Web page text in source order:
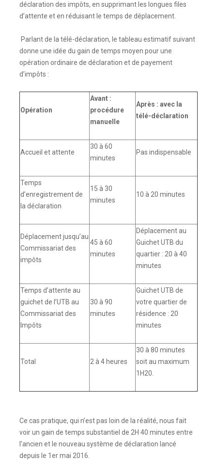
CONTACT
Contactez OTR
déclaration des impôts, en supprimant les longues files
d’attente et en réduisant le temps de déplacement.
Parlant de la télé-déclaration, le tableau estimatif suivant
donne une idée du gain de temps moyen pour une
opération ordinaire de déclaration et de payement
d’impôts :
Opération
Avant :
procédure
manuelle
Après : avec la
télé-déclaration
Accueil et attente
30 à 60
minutes
Pas indispensable
Temps
d’enregistrement de
la déclaration
15 à 30
minutes
10 à 20 minutes
Déplacement jusqu’au
Commissariat des
impôts
45 à 60
minutes
Déplacement au
Guichet UTB du
quartier : 20 à 40
minutes
Temps d’attente au
guichet de l’UTB au
Commissariat des
Impôts
30 à 90
minutes
Guichet UTB de
votre quartier de
résidence : 20
minutes
Total 2 à 4 heures
30 à 80 minutes
soit au maximum
1H20.
Ce cas pratique, qui n’est pas loin de la réalité, nous fait
voir un gain de temps substantiel de 2H 40 minutes entre
l’ancien et le nouveau système de déclaration lancé
depuis le 1er mai 2016.